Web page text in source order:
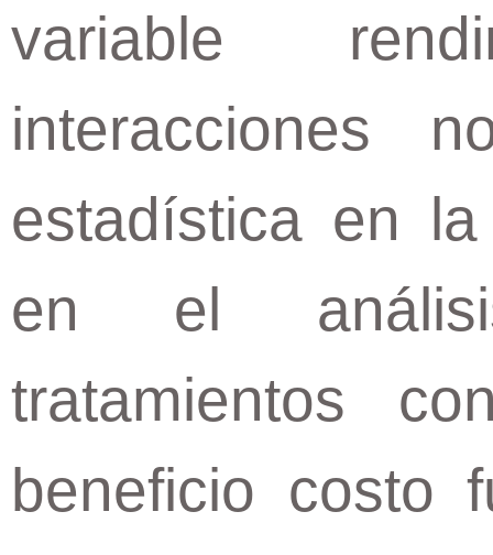
variable
interacciones
estadística en
en el
tratamientos
beneficio costo